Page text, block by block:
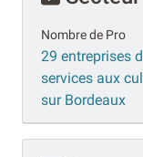
Nombre de Pro
29 entreprises
services aux
sur Bordeaux